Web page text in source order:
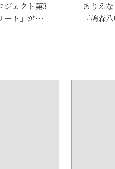
ジェクト第3
ート』が公
ありえ
『鳩森